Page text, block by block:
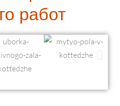
работ